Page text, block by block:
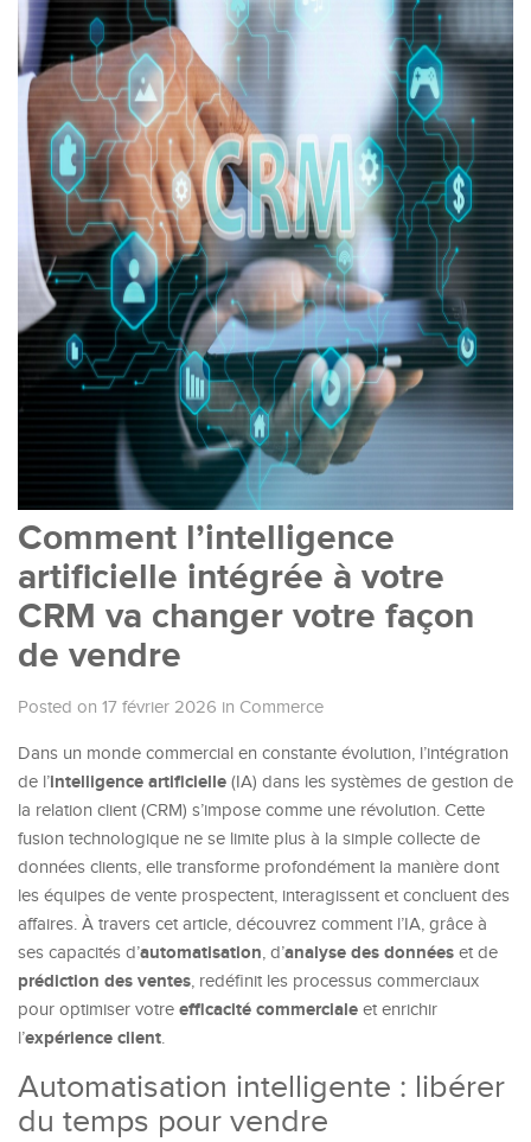
Comment l’intelligence
artificielle intégrée à votre
CRM va changer votre façon
de vendre
Posted on 17 février 2026 in Commerce
Dans un monde commercial en constante évolution, l’intégration
de l’intelligence artificielle (IA) dans les systèmes de gestion de
la relation client (CRM) s’impose comme une révolution. Cette
fusion technologique ne se limite plus à la simple collecte de
données clients, elle transforme profondément la manière dont
les équipes de vente prospectent, interagissent et concluent des
affaires. À travers cet article, découvrez comment l’IA, grâce à
ses capacités d’automatisation, d’analyse des données et de
prédiction des ventes, redéfinit les processus commerciaux
pour optimiser votre efficacité commerciale et enrichir
l’expérience client.
Automatisation intelligente : libérer
du temps pour vendre